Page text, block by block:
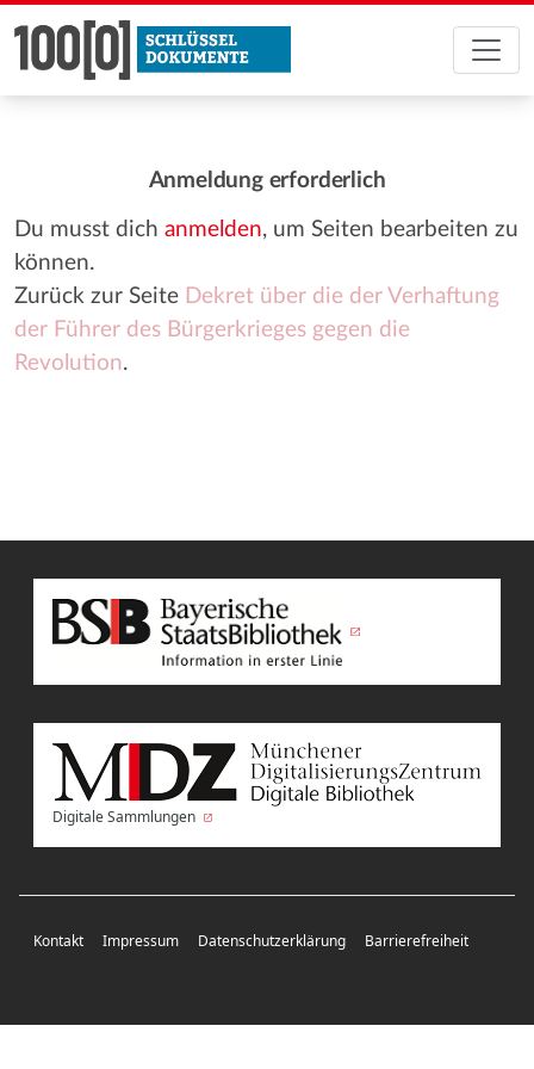
Anmeldung erforderlich
Du musst dich anmelden, um Seiten bearbeiten zu
können.
Zurück zur Seite Dekret über die der Verhaftung
der Führer des Bürgerkrieges gegen die
Revolution.
Digitale Sammlungen
Kontakt Impressum Datenschutzerklärung Barrierefreiheit